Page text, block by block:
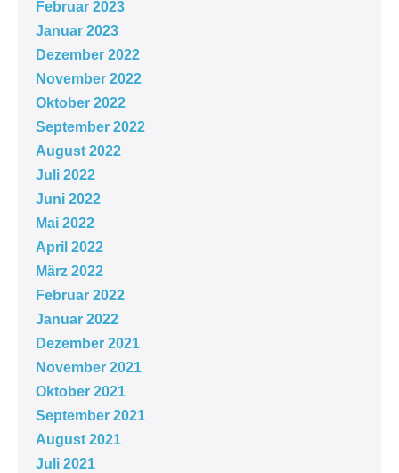
Februar 2023
Januar 2023
Dezember 2022
November 2022
Oktober 2022
September 2022
August 2022
Juli 2022
Juni 2022
Mai 2022
April 2022
März 2022
Februar 2022
Januar 2022
Dezember 2021
November 2021
Oktober 2021
September 2021
August 2021
Juli 2021